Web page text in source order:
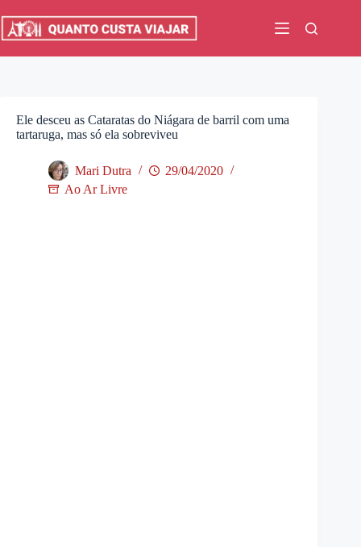
para
Ele desceu as Cataratas do Niágara de barril com uma
tartaruga, mas só ela sobreviveu
Mari Dutra
29/04/2020
Ao Ar Livre